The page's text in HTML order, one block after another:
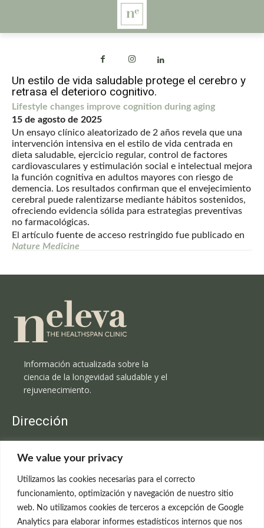
We value your privacy
Utilizamos las cookies necesarias para el correcto
funcionamiento, optimización y navegación de nuestro sitio
web. No utilizamos cookies de terceros a excepción de Google
Analytics para elaborar informes estadísticos internos que nos
Un estilo de vida saludable protege el cerebro y
retrasa el deterioro cognitivo.
Lifestyle changes improve cognition during aging
15 de agosto de 2025
Un ensayo clínico aleatorizado de 2 años revela que una
intervención intensiva en el estilo de vida centrada en
dieta saludable, ejercicio regular, control de factores
cardiovasculares y estimulación social e intelectual mejora
la función cognitiva en adultos mayores con riesgo de
demencia. Los resultados confirman que el envejecimiento
cerebral puede ralentizarse mediante hábitos sostenidos,
ofreciendo evidencia sólida para estrategias preventivas
no farmacológicas.
El artículo fuente de acceso restringido fue publicado en
Nature Medicine
Información actualizada sobre la
ciencia de la longevidad saludable y el
rejuvenecimiento.
Dirección
C/Claudio Coello, 19 - 1º
699 595 619
rejuvenecimiento@clinicaneleva.com